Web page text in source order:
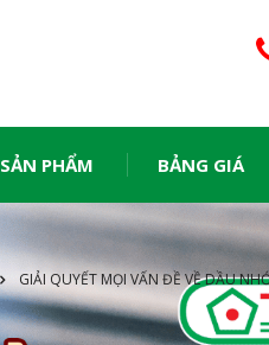
SẢN PHẨM BẢNG GIÁ
GIẢI QUYẾT MỌI VẤN ĐỀ VỀ DẦU